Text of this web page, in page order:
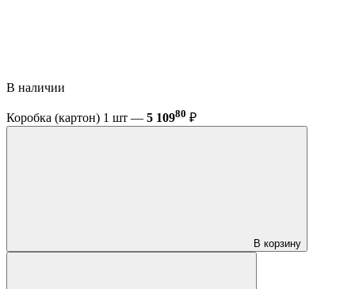
В наличии
Коробка (картон) 1 шт — 5 10980 ₽
В корзину